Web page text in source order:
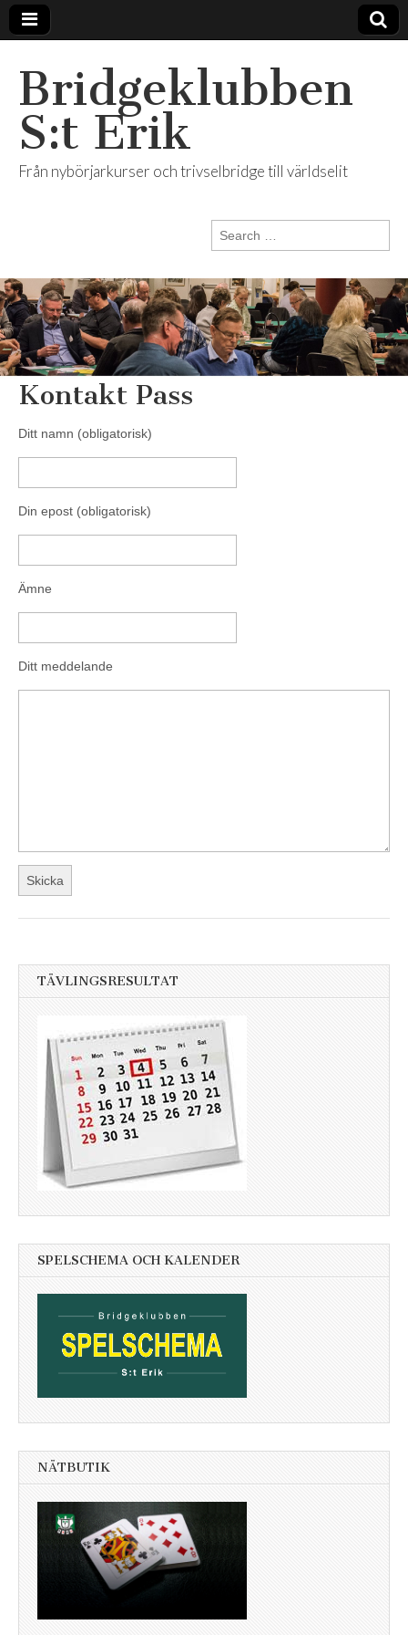
Bridgeklubben
S:t Erik
Från nybörjarkurser och trivselbridge till världselit
Search
for:
Kontakt Pass
Ditt namn (obligatorisk)
Din epost (obligatorisk)
Ämne
Ditt meddelande
TÄVLINGSRESULTAT
SPELSCHEMA OCH KALENDER
NÄTBUTIK